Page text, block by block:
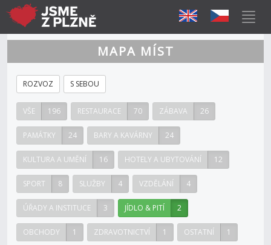
MAPA MÍST
ROZVOZ S SEBOU
VŠE 196 RESTAURACE 70 ZÁBAVA 26
PAMÁTKY 24 BARY A KAVÁRNY 24
KULTURA A UMĚNÍ 16 HOTELY A UBYTOVÁNÍ 12
SPORT 8 SLUŽBY 4 VZDĚLÁNÍ 4
ÚŘADY A INSTITUCE 3 JÍDLO & PITÍ 2
OBCHODY 1 ZDRAVOTNICTVÍ 1 OSTATNÍ 1